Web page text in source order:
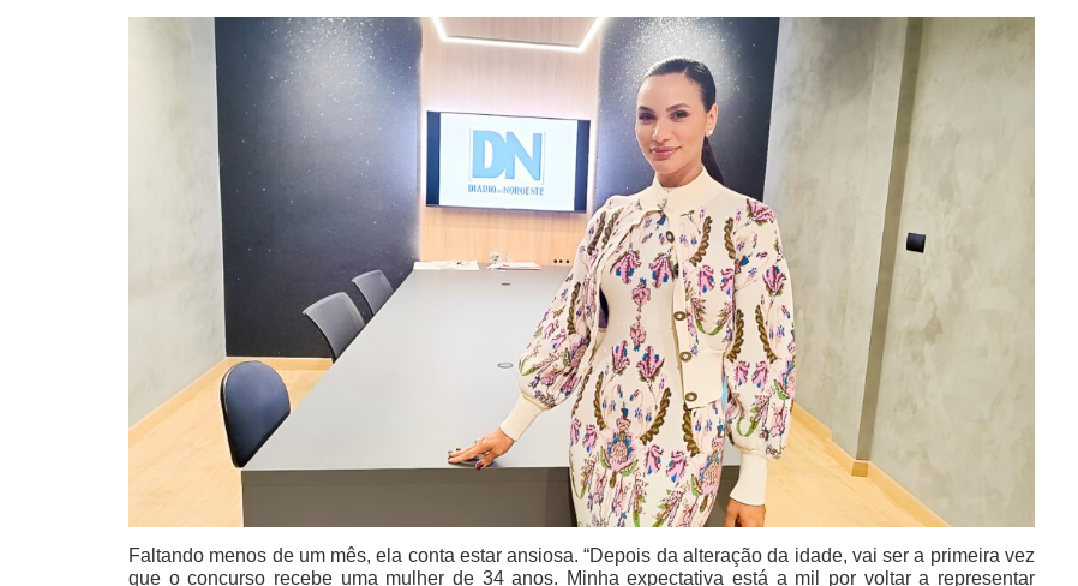
Faltando menos de um mês, ela conta estar ansiosa. “Depois da alteração da idade, vai ser a primeira vez
que o concurso recebe uma mulher de 34 anos. Minha expectativa está a mil por voltar a representar